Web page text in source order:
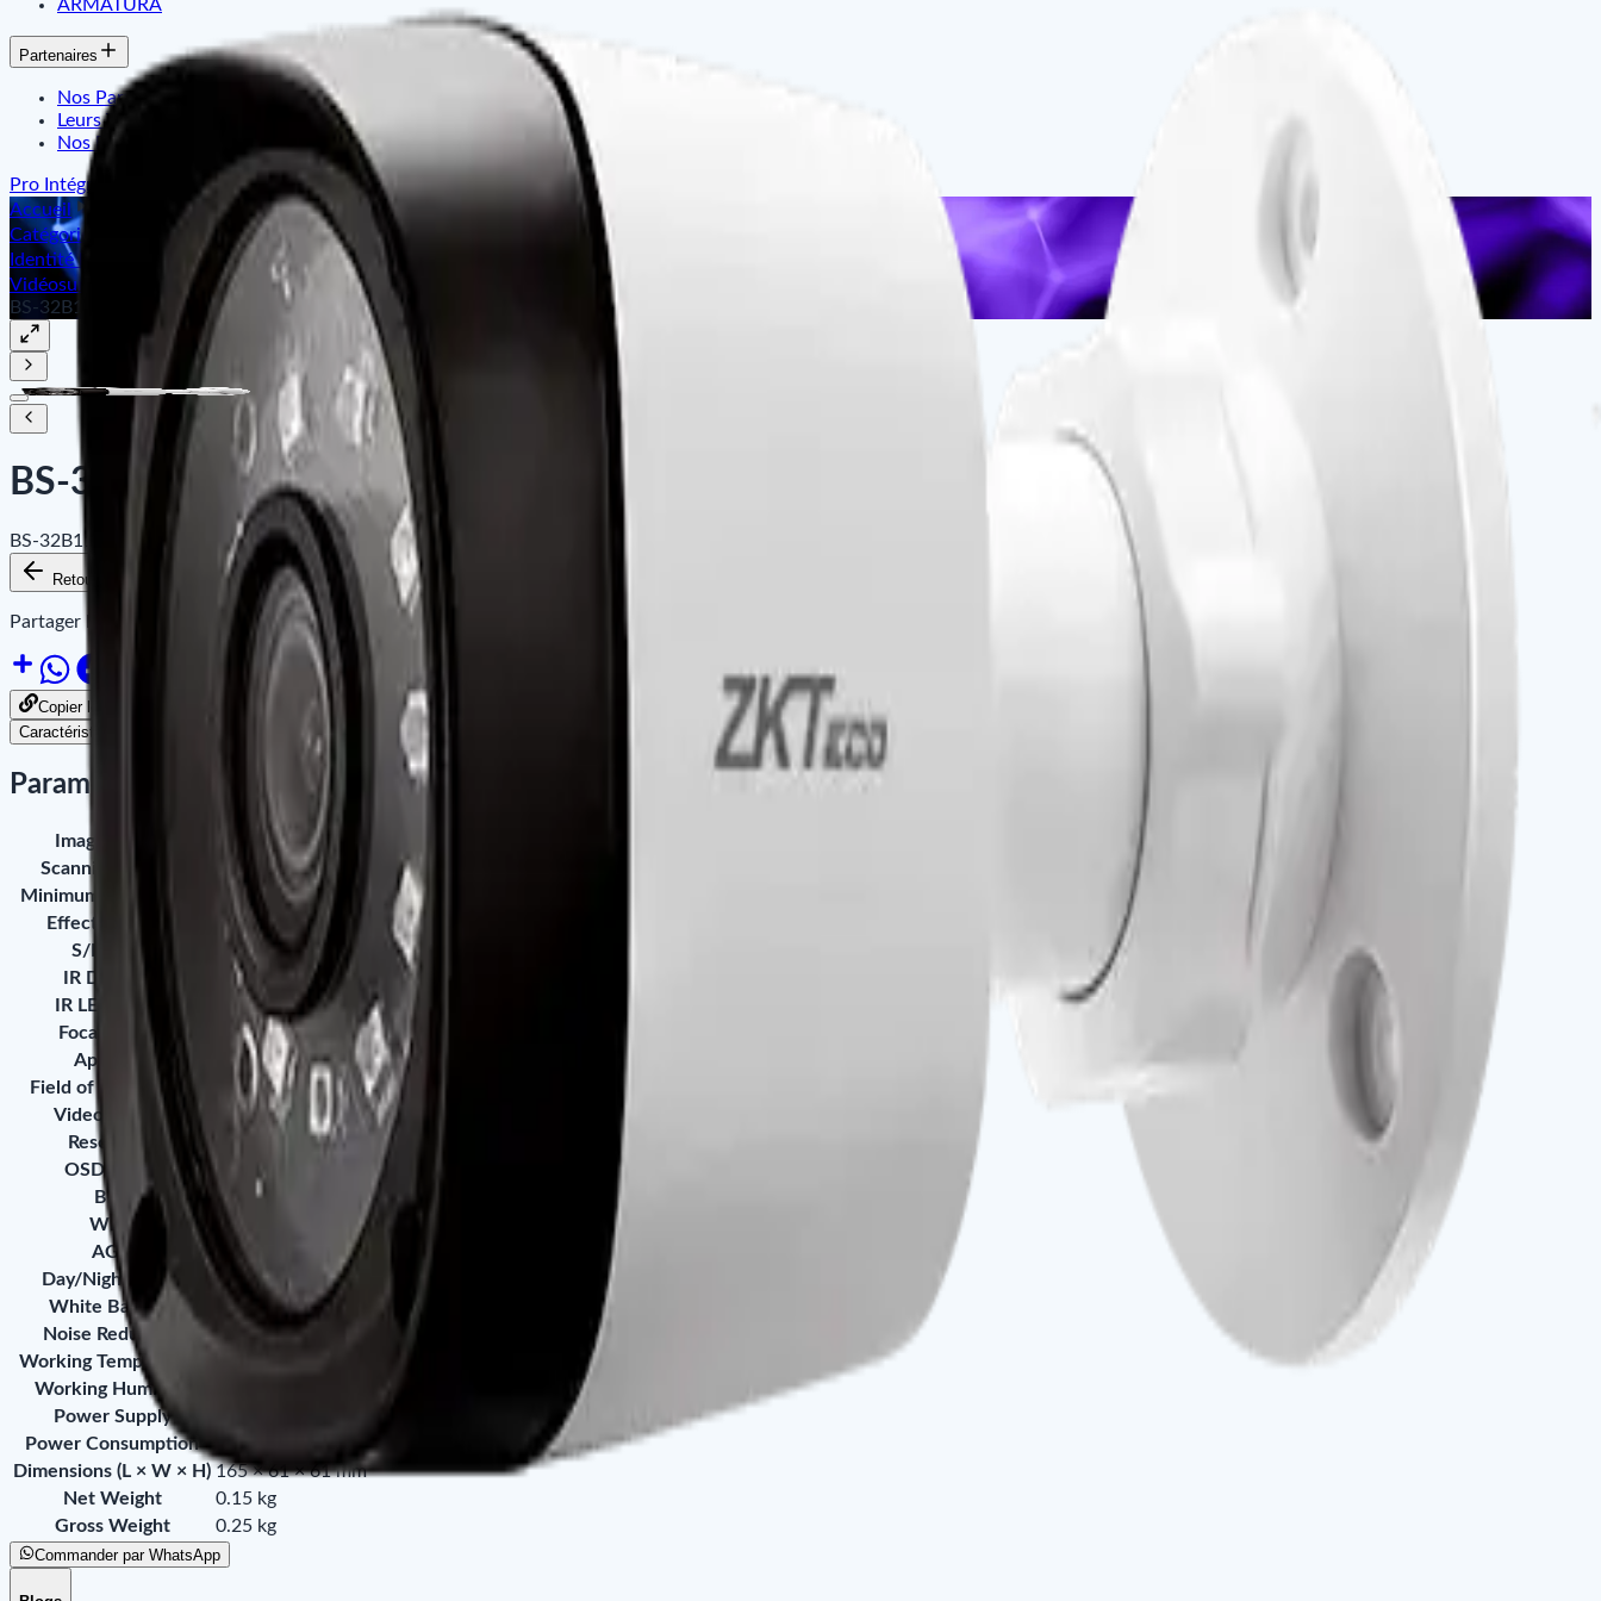
ARMATURA
Partenaires
Nos Partenaires
Leurs Témoignages
Nos Références
Pro Intégration
Accueil
Catégories
Identité Intelligente & Contrôle d'Accès
Vidéosurveillance CCTV
BS-32B11A-B1
BS-32B11A-B1
BS-32B11A-B1 - ZKTeco - Plastic mini eyeball,1080P 1/2.9" CMOS, IR Ra
Retour aux produits Ajouter au panier Disponibilité
Partager le site sur :
Copier le lien pour partager
Caractéristiques
Paramètres
Image Sensor
1/2.9" 2MP Sensor
Scanning System
Progressive
Minimum Illumination
0.1 Lux @ F2.4 (Color), 0 Lux with IR on
Effective Pixels
1920 × 1080
S/N Ratio
More than 52 dB
IR Distance
10 ~ 20 m
IR LED Count
Focal Length
2.8 mm
Aperture
F2.4
Field of View (FOV)
92°
Video Output
AHD / TVI / CVI / CVBS
Resolution
25/30 fps @ 1080P
OSD Menu
Supported
BLC
Not Available
WDR
DWDR
AGC
Supported
Day/Night Mode
Auto (ICR) / Manual
White Balance
Supported
Noise Reduction
2D DNR
Working Temperature
Working Humidity
Power Supply
Power Consumption
< 3.2 W (IR Off)
Dimensions (L × W × H) 165 × 61 × 61 mm
Net Weight
0.15 kg
Gross Weight
0.25 kg
Commander par WhatsApp